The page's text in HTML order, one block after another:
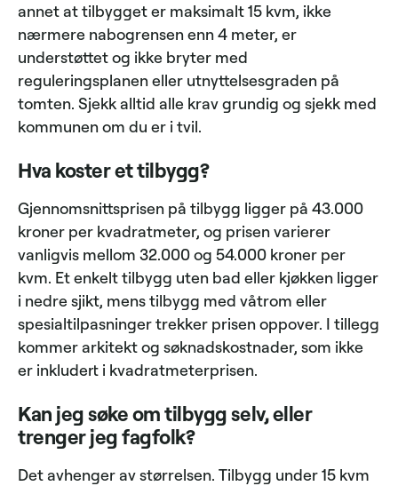
annet at tilbygget er maksimalt 15 kvm, ikke
nærmere nabogrensen enn 4 meter, er
understøttet og ikke bryter med
reguleringsplanen eller utnyttelsesgraden på
tomten. Sjekk alltid alle krav grundig og sjekk med
kommunen om du er i tvil.
Hva koster et tilbygg?
Gjennomsnittsprisen på tilbygg ligger på 43.000
kroner per kvadratmeter, og prisen varierer
vanligvis mellom 32.000 og 54.000 kroner per
kvm. Et enkelt tilbygg uten bad eller kjøkken ligger
i nedre sjikt, mens tilbygg med våtrom eller
spesialtilpasninger trekker prisen oppover. I tillegg
kommer arkitekt og søknadskostnader, som ikke
er inkludert i kvadratmeterprisen.
Kan jeg søke om tilbygg selv, eller
trenger jeg fagfolk?
Det avhenger av størrelsen. Tilbygg under 15 kvm